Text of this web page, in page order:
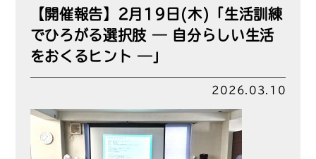
【開催報告】2月19日(木)「生活訓練
でひろがる選択肢 ― 自分らしい生活
をおくるヒント ―」
2026.03.10